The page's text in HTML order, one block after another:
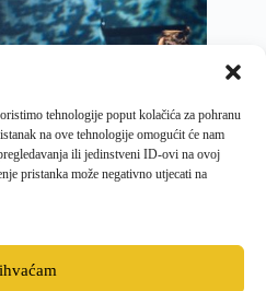
tehnologije poput kolačića za pohranu
na ove tehnologije omogućit će nam
ili jedinstveni ID-ovi na ovoj
pristanka može negativno utjecati na
SLJEDEĆI